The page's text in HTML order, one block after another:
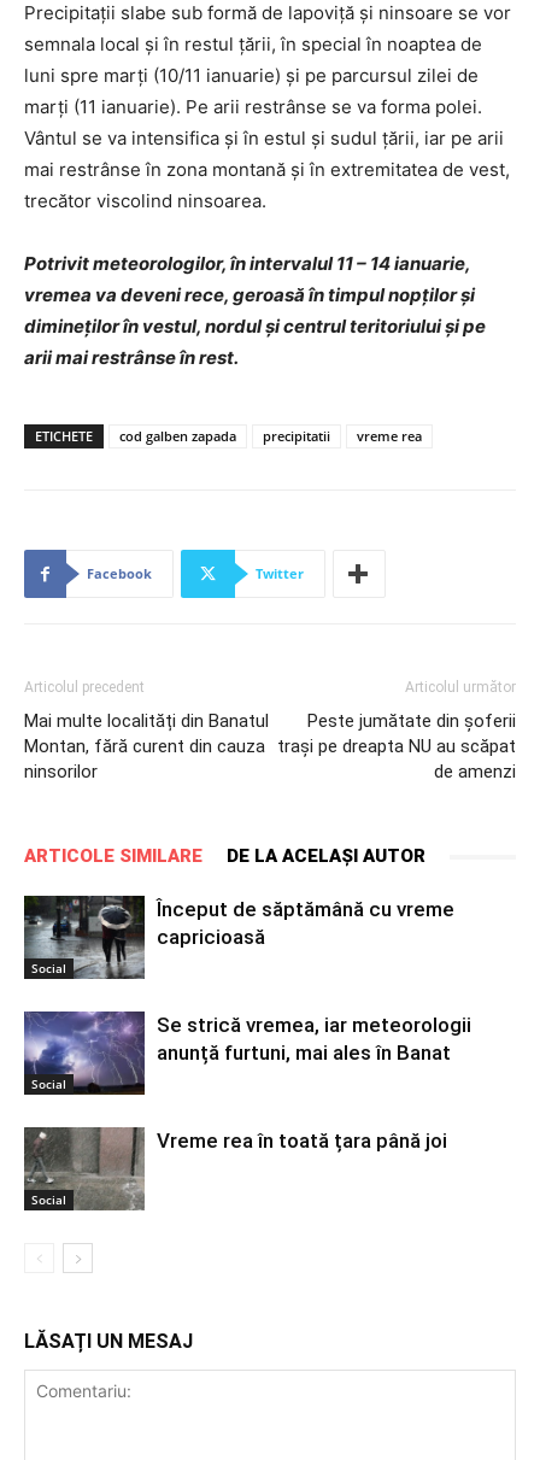
Precipitații slabe sub formă de lapoviță și ninsoare se vor
semnala local și în restul țării, în special în noaptea de
luni spre marți (10/11 ianuarie) și pe parcursul zilei de
marți (11 ianuarie). Pe arii restrânse se va forma polei.
Vântul se va intensifica și în estul și sudul țării, iar pe arii
mai restrânse în zona montană și în extremitatea de vest,
trecător viscolind ninsoarea.
Potrivit meteorologilor, în intervalul 11 – 14 ianuarie,
vremea va deveni rece, geroasă în timpul nopților și
dimineților în vestul, nordul și centrul teritoriului și pe
arii mai restrânse în rest.
ETICHETE cod galben zapada precipitatii vreme rea
Facebook Twitter
Articolul precedent
Mai multe localități din Banatul
Montan, fără curent din cauza
ninsorilor
Articolul următor
Peste jumătate din șoferii
trași pe dreapta NU au scăpat
de amenzi
ARTICOLE SIMILARE DE LA ACELAȘI AUTOR
Social
Început de săptămână cu vreme
capricioasă
Social
Se strică vremea, iar meteorologii
anunță furtuni, mai ales în Banat
Social
Vreme rea în toată țara până joi
LĂSAȚI UN MESAJ